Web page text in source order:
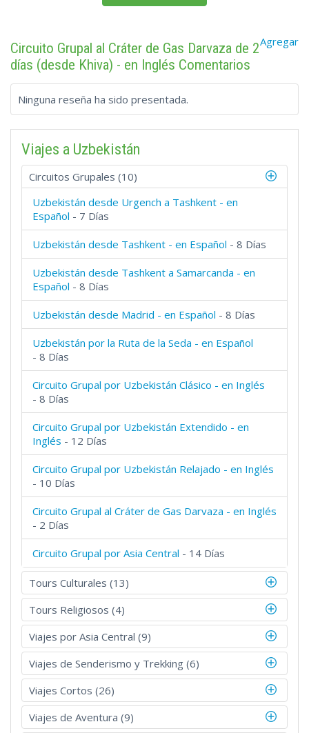
Agregar
Circuito Grupal al Cráter de Gas Darvaza de 2
días (desde Khiva) - en Inglés Comentarios
Ninguna reseña ha sido presentada.
Viajes a Uzbekistán
Circuitos Grupales (10)
Uzbekistán desde Urgench a Tashkent - en
Español - 7 Días
Uzbekistán desde Tashkent - en Español - 8 Días
Uzbekistán desde Tashkent a Samarcanda - en
Español - 8 Días
Uzbekistán desde Madrid - en Español - 8 Días
Uzbekistán por la Ruta de la Seda - en Español
- 8 Días
Circuito Grupal por Uzbekistán Clásico - en Inglés
- 8 Días
Circuito Grupal por Uzbekistán Extendido - en
Inglés - 12 Días
Circuito Grupal por Uzbekistán Relajado - en Inglés
- 10 Días
Circuito Grupal al Cráter de Gas Darvaza - en Inglés
- 2 Días
Circuito Grupal por Asia Central - 14 Días
Tours Culturales (13)
Tours Religiosos (4)
Viajes por Asia Central (9)
Viajes de Senderismo y Trekking (6)
Viajes Cortos (26)
Viajes de Aventura (9)